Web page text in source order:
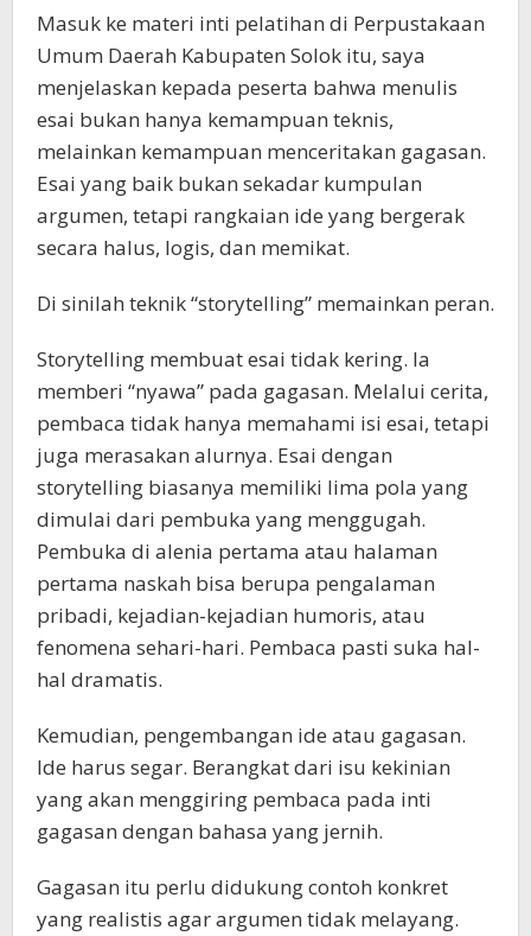
Masuk ke materi inti pelatihan di Perpustakaan
Umum Daerah Kabupaten Solok itu, saya
menjelaskan kepada peserta bahwa menulis
esai bukan hanya kemampuan teknis,
melainkan kemampuan menceritakan gagasan.
Esai yang baik bukan sekadar kumpulan
argumen, tetapi rangkaian ide yang bergerak
secara halus, logis, dan memikat.
Di sinilah teknik “storytelling” memainkan peran.
Storytelling membuat esai tidak kering. Ia
memberi “nyawa” pada gagasan. Melalui cerita,
pembaca tidak hanya memahami isi esai, tetapi
juga merasakan alurnya. Esai dengan
storytelling biasanya memiliki lima pola yang
dimulai dari pembuka yang menggugah.
Pembuka di alenia pertama atau halaman
pertama naskah bisa berupa pengalaman
pribadi, kejadian-kejadian humoris, atau
fenomena sehari-hari. Pembaca pasti suka hal-
hal dramatis.
Kemudian, pengembangan ide atau gagasan.
Ide harus segar. Berangkat dari isu kekinian
yang akan menggiring pembaca pada inti
gagasan dengan bahasa yang jernih.
Gagasan itu perlu didukung contoh konkret
yang realistis agar argumen tidak melayang.